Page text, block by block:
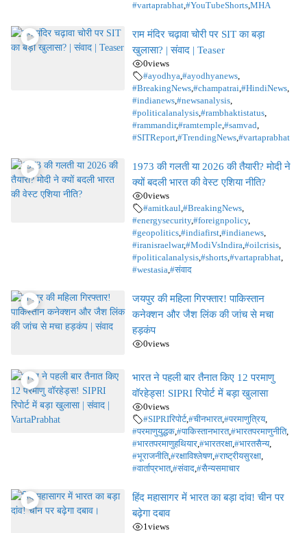
#vartaprabhat,#YouTubeShorts,MHA
राम मंदिर चढ़ावा चोरी पर SIT का बड़ा
खुलासा? | संवाद | Teaser
0views
#ayodhya,#ayodhyanews,
#BreakingNews,#champatrai,#HindiNews,
#indianews,#newsanalysis,
#politicalanalysis,#rambhaktistatus,
#rammandir,#ramtemple,#samvad,
#SITReport,#TrendingNews,#vartaprabhat
1973 की गलती या 2026 की तैयारी? मोदी ने
क्यों बदली भारत की वेस्ट एशिया नीति?
0views
#amitkaul,#BreakingNews,
#energysecurity,#foreignpolicy,
#geopolitics,#indiafirst,#indianews,
#iranisraelwar,#ModiVsIndira,#oilcrisis,
#politicalanalysis,#shorts,#vartaprabhat,
#westasia,#संवाद
जयपुर की महिला गिरफ्तार! पाकिस्तान
कनेक्शन और जैश लिंक की जांच से मचा
हड़कंप
0views
भारत ने पहली बार तैनात किए 12 परमाणु
वॉरहेड्स! SIPRI रिपोर्ट में बड़ा खुलासा
0views
#SIPRIरिपोर्ट,#चीनभारत,#परमाणुत्रिय,
#परमाणुयुद्धक, #पाकिस्तानभारत,#भारतपरमाणुनीति,
#भारतपरमाणुहथियार, #भारतरक्षा, #भारतसैन्य,
#भूराजनीति,#रक्षाविश्लेषण, #राष्ट्रीयसुरक्षा,
#वार्ताप्रभात,#संवाद, #सैन्यसमाचार
हिंद महासागर में भारत का बड़ा दांव! चीन पर
बढ़ेगा दबाव
1 views